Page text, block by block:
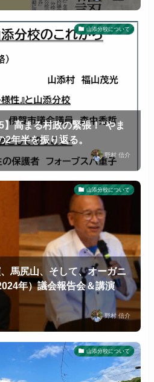
山添分校について
高まる村政の緊張！“やま
年半を振り返る。
野村 信介
山添分校について
馬尻山、そして、オーガニ
年）議会報告会＆講演
野村 信介
山添分校について